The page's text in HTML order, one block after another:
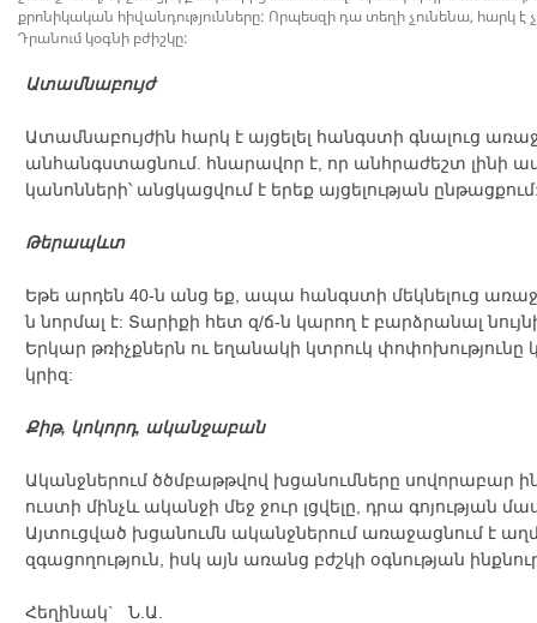
քրոնիկական հիվանդությունները: Որպեսզի դա տեղի չունենա, հարկ է
Դրանում կօգնի բժիշկը:
Ատամնաբույժ
Ատամնաբույժին հարկ է այցելել հանգստի գնալուց
անհանգստացնում. հնարավոր է, որ անհրաժեշտ լինի
կանոնների՝ անցկացվում է երեք այցելության
Թերապևտ
Եթե արդեն 40-ն անց եք, ապա հանգստի մեկնելուց
ն նորմալ է: Տարիքի հետ զ/ճ-ն կարող է բարձրանալ
Երկար թռիչքներն ու եղանակի կտրուկ
կրիզ:
Քիթ, կոկորդ, ականջաբան
Ականջներում ծծմբաթթվով խցանումները սովորաբար
ուստի մինչև ականջի մեջ ջուր լցվելը, դրա գոյության
Այտուցված խցանումն ականջներում առաջացնում է
զգացողություն, իսկ այն առանց բժշկի օգնության
Հեղինակ` Ն.Ա.